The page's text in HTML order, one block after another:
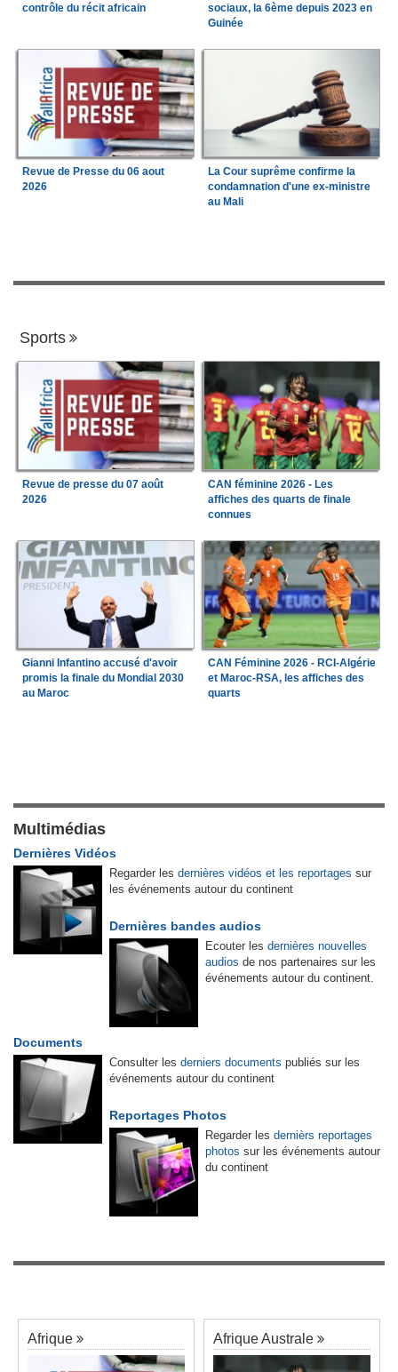
contrôle du récit africain
sociaux, la 6ème depuis 2023 en
Guinée
Revue de Presse du 06 aout
2026
La Cour suprême confirme la
condamnation d'une ex-ministre
au Mali
Sports
Revue de presse du 07 août
2026
CAN féminine 2026 - Les
affiches des quarts de finale
connues
Gianni Infantino accusé d'avoir
promis la finale du Mondial 2030
au Maroc
CAN Féminine 2026 - RCI-Algérie
et Maroc-RSA, les affiches des
quarts
Multimédias
Dernières Vidéos
Regarder les dernières vidéos et les reportages sur
les événements autour du continent
Dernières bandes audios
Ecouter les dernières nouvelles
audios de nos partenaires sur les
événements autour du continent.
Documents
Consulter les derniers documents publiés sur les
événements autour du continent
Reportages Photos
Regarder les dernièrs reportages
photos sur les événements autour
du continent
Afrique Afrique Australe